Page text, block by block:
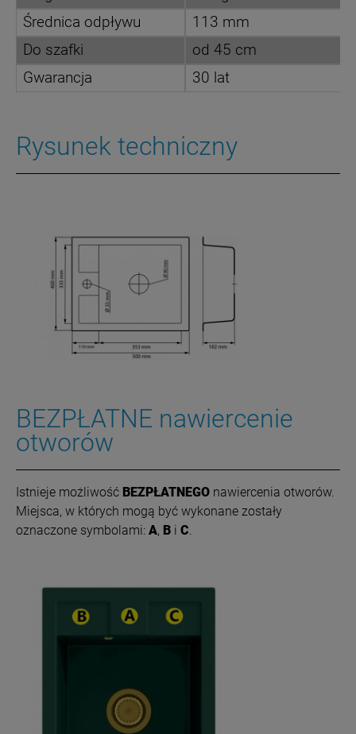
Średnica odpływu
113 mm
Do szafki
od 45 cm
Gwarancja
30 lat
Rysunek techniczny
BEZPŁATNE nawiercenie
otworów
Istnieje możliwość BEZPŁATNEGO nawiercenia otworów.
Miejsca, w których mogą być wykonane zostały
oznaczone symbolami: A, B i C